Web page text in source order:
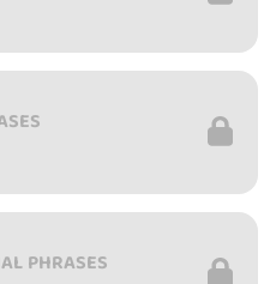
PHRASES